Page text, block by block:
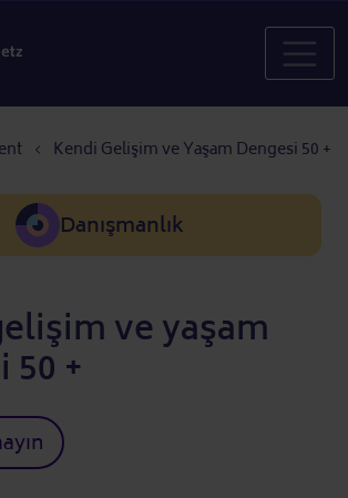
Kendi Gelişim ve Yaşam Dengesi 50 +
Danışmanlık
ve yaşam
+